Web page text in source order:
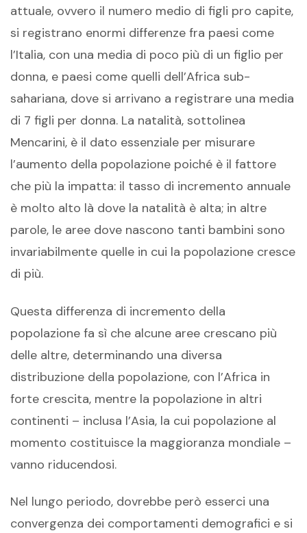
attuale, ovvero il numero medio di figli pro capite,
si registrano enormi differenze fra paesi come
l’Italia, con una media di poco più di un figlio per
donna, e paesi come quelli dell’Africa sub-
sahariana, dove si arrivano a registrare una media
di 7 figli per donna. La natalità, sottolinea
Mencarini, è il dato essenziale per misurare
l’aumento della popolazione poiché è il fattore
che più la impatta: il tasso di incremento annuale
è molto alto là dove la natalità è alta; in altre
parole, le aree dove nascono tanti bambini sono
invariabilmente quelle in cui la popolazione cresce
di più.
Questa differenza di incremento della
popolazione fa sì che alcune aree crescano più
delle altre, determinando una diversa
distribuzione della popolazione, con l’Africa in
forte crescita, mentre la popolazione in altri
continenti – inclusa l’Asia, la cui popolazione al
momento costituisce la maggioranza mondiale –
vanno riducendosi.
Nel lungo periodo, dovrebbe però esserci una
convergenza dei comportamenti demografici e si